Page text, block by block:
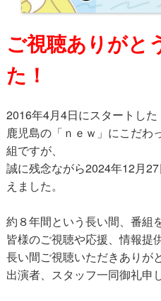
ご視聴ありがと
た！
2016年4月4日にスタートした
鹿児島の「ｎｅｗ」にこだわ
組ですが、
誠に残念ながら2024年12月
えました。
約８年間という長い間、番組
皆様のご視聴や応援、情報提
長い間ご視聴いただきありが
出演者、スタッフ一同御礼申